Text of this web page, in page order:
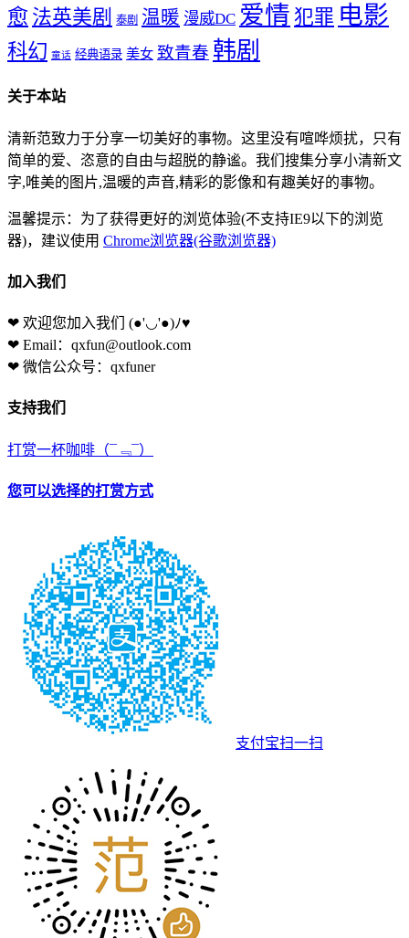
愈 法英美剧 泰剧 温暖 漫威DC 爱情 犯罪 电影
科幻 童话 经典语录 美女 致青春 韩剧
关于本站
清新范致力于分享一切美好的事物。这里没有喧哗烦扰，只有
简单的爱、恣意的自由与超脱的静谧。我们搜集分享小清新文
字,唯美的图片,温暖的声音,精彩的影像和有趣美好的事物。
温馨提示：为了获得更好的浏览体验(不支持IE9以下的浏览
器)，建议使用 Chrome浏览器(谷歌浏览器)
加入我们
❤ 欢迎您加入我们 (●'◡'●)ﾉ♥
❤ Email：qxfun@outlook.com
❤ 微信公众号：qxfuner
支持我们
打赏一杯咖啡 （¯﹃¯）
您可以选择的打赏方式
支付宝扫一扫